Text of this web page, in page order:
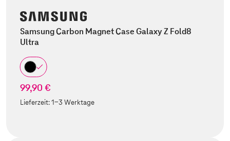
Samsung Carbon Magnet Case Galaxy Z Fold8
Ultra
99,90 €
Lieferzeit:1-3 Werktage